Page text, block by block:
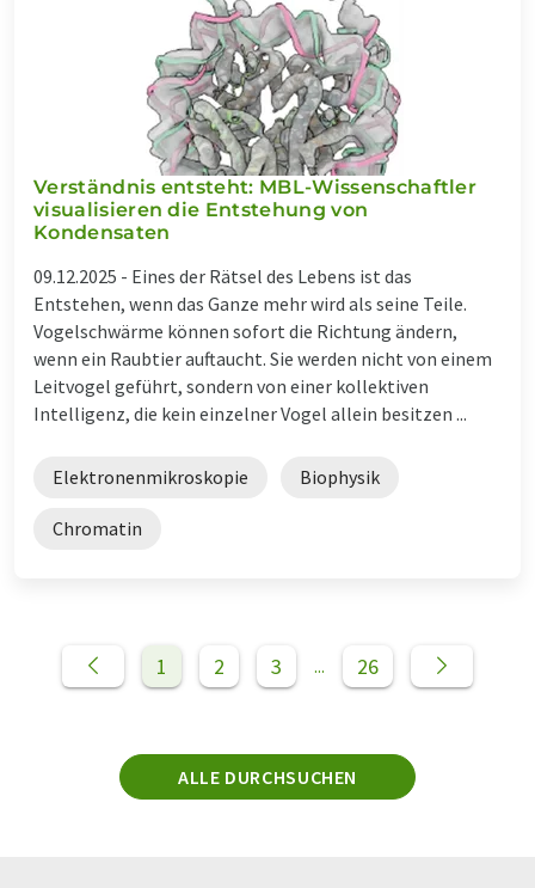
Verständnis entsteht: MBL-Wissenschaftler
visualisieren die Entstehung von
Kondensaten
09.12.2025 - Eines der Rätsel des Lebens ist das
Entstehen, wenn das Ganze mehr wird als seine Teile.
Vogelschwärme können sofort die Richtung ändern,
wenn ein Raubtier auftaucht. Sie werden nicht von einem
Leitvogel geführt, sondern von einer kollektiven
Intelligenz, die kein einzelner Vogel allein besitzen ...
Elektronenmikroskopie Biophysik
Chromatin
1 2 3 ... 26
ALLE DURCHSUCHEN